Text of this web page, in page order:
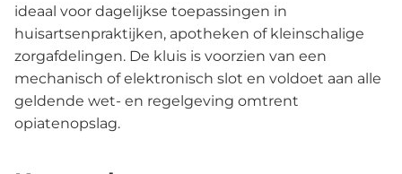
ideaal voor dagelijkse toepassingen in
huisartsenpraktijken, apotheken of kleinschalige
zorgafdelingen. De kluis is voorzien van een
mechanisch of elektronisch slot en voldoet aan alle
geldende wet- en regelgeving omtrent
opiatenopslag.